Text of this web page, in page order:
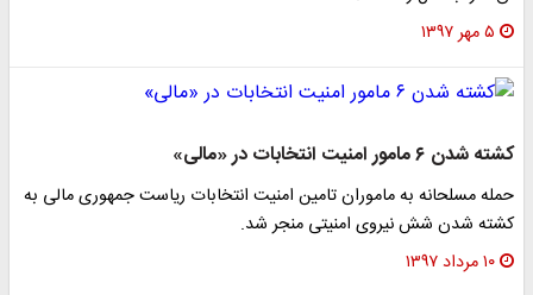
۵ مهر ۱۳۹۷
کشته شدن ۶ مامور امنیت انتخابات در «مالی»
حمله مسلحانه به ماموران تامین امنیت انتخابات ریاست جمهوری مالی به
کشته شدن شش نیروی امنیتی منجر شد.
۱۰ مرداد ۱۳۹۷